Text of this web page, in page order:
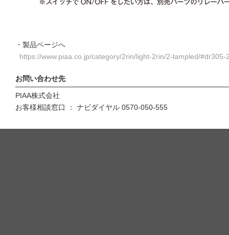
・製品ページへ
https://www.piaa.co.jp/category/2rin/light-2rin/2-lampled/#dr305-
お問い合わせ先
PIAA株式会社
お客様相談窓口 ： ナビダイヤル 0570-050-555